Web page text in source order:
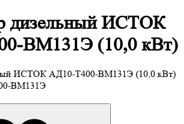
дизельный ИСТОК
ВМ131Э (10,0 кВт)
ИСТОК АД10-Т400-ВМ131Э (10,0 кВт)
ВМ131Э